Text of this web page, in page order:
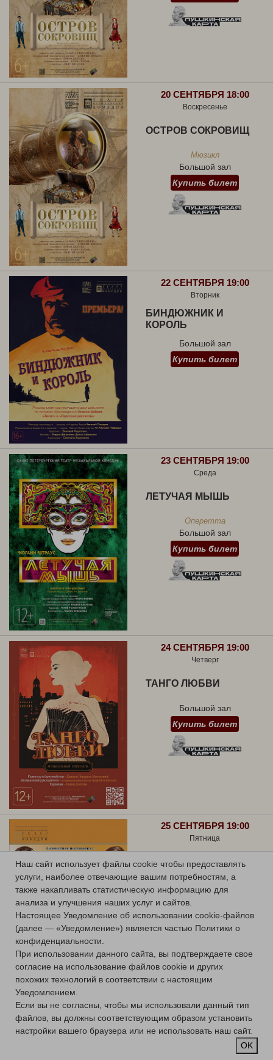
Наш сайт использует файлы cookie чтобы предоставлять
услуги, наиболее отвечающие вашим потребностям, а
также накапливать статистическую информацию для
анализа и улучшения наших услуг и сайтов.
Настоящее Уведомление об использовании cookie-файлов
(далее — «Уведомление») является частью Политики о
конфиденциальности.
При использовании данного сайта, вы подтверждаете свое
согласие на использование файлов cookie и других
похожих технологий в соответствии с настоящим
Уведомлением.
Если вы не согласны, чтобы мы использовали данный тип
файлов, вы должны соответствующим образом установить
настройки вашего браузера или не использовать наш сайт.
OK
20 СЕНТЯБРЯ 18:00
Воскресенье
ОСТРОВ СОКРОВИЩ
Мюзикл
Большой зал
Купить билет
22 СЕНТЯБРЯ 19:00
Вторник
БИНДЮЖНИК И
КОРОЛЬ
Большой зал
Купить билет
23 СЕНТЯБРЯ 19:00
Среда
ЛЕТУЧАЯ МЫШЬ
Оперетта
Большой зал
Купить билет
24 СЕНТЯБРЯ 19:00
Четверг
ТАНГО ЛЮБВИ
Большой зал
Купить билет
25 СЕНТЯБРЯ 19:00
Пятница
ГРАФИНЯ МАРИЦА
Купить билет
26 СЕНТЯБРЯ 19:00
Суббота
ПРЕМЬЕРА!